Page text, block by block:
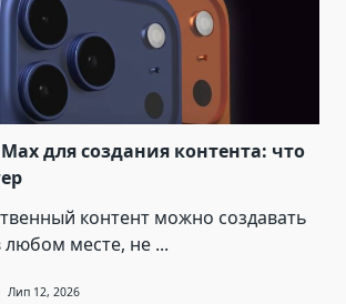
для создания контента: что
контент можно создавать
любом месте, не ...
Лип 12, 2026